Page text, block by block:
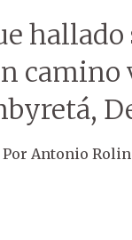
hallado
Por Antonio Rolin